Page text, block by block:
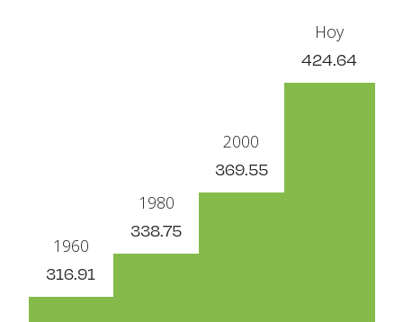
1960
316.91
1980
338.75
2000
369.55
Hoy
424.64